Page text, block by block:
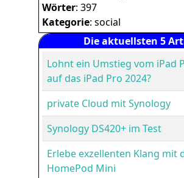
Wörter: 397
Kategorie: social
Die aktuellsten 5
Lohnt ein Umstieg vom iPad
auf das iPad Pro 2024?
private Cloud mit Synology
Synology DS420+ im Test
Erlebe exzellenten Klang mit
HomePod Mini